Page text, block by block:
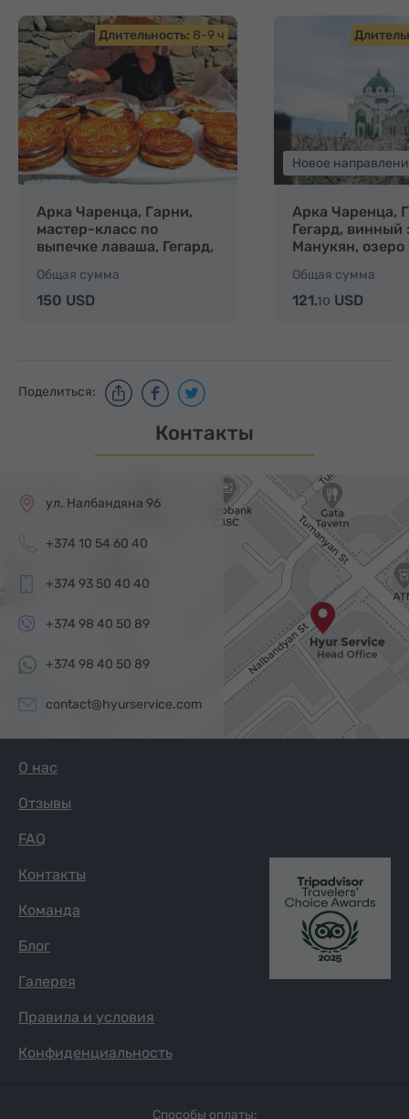
Длительность: 8-9 ч
Арка Чаренца, Гарни,
мастер-класс по
выпечке лаваша, Гегард,
Общая сумма
150 USD
Новое
Арка Чаренца,
Гегард, винный
Манукян, озеро
Общая сумма
121.10 USD
Поделиться:
Контакты
ул. Налбандяна 96
+374 10 54 60 40
+374 93 50 40 40
+374 98 40 50 89
+374 98 40 50 89
contact@hyurservice.com
О нас
Отзывы
FAQ
Контакты
Команда
Блог
Галерея
Правила и условия
Конфиденциальность
Способы оплаты: